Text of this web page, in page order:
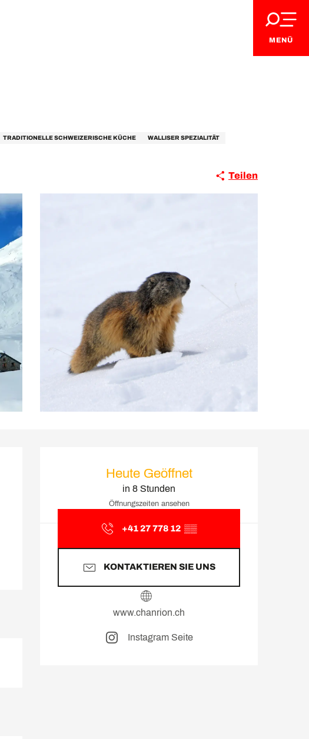
MENÜ
TRADITIONELLE SCHWEIZERISCHE KÜCHE WALLISER SPEZIALITÄT
Teilen
Heute Geöffnet
in 8 Stunden
Öffnungszeiten ansehen
+41 27 778 12 ▒▒
KONTAKTIEREN SIE UNS
www.chanrion.ch
Instagram Seite